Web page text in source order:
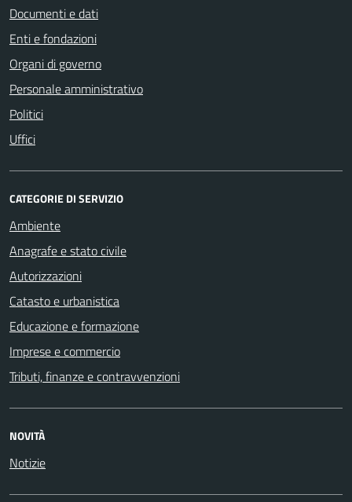
Documenti e dati
Enti e fondazioni
Organi di governo
Personale amministrativo
Politici
Uffici
CATEGORIE DI SERVIZIO
Ambiente
Anagrafe e stato civile
Autorizzazioni
Catasto e urbanistica
Educazione e formazione
Imprese e commercio
Tributi, finanze e contravvenzioni
NOVITÀ
Notizie